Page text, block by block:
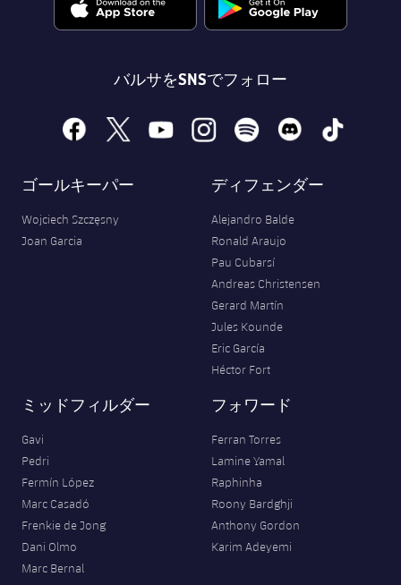
バルサをSNSでフォロー
facebook
x youtubeinstagramspotify discord tiktok
ゴールキーパー
Wojciech Szczęsny
Joan Garcia
ディフェンダー
Alejandro Balde
Ronald Araujo
Pau Cubarsí
Andreas Christensen
Gerard Martín
Jules Kounde
Eric García
Héctor Fort
ミッドフィルダー
Gavi
Pedri
Fermín López
Marc Casadó
Frenkie de Jong
Dani Olmo
Marc Bernal
フォワード
Ferran Torres
Lamine Yamal
Raphinha
Roony Bardghji
Anthony Gordon
Karim Adeyemi